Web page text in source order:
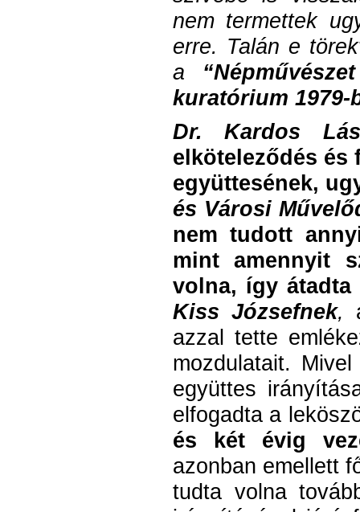
nem termettek
erre. Talán e
a
kuratórium
Dr. Kardos
elköteleződés és
együttesének,
és Városi
nem tudott
mint amennyit
volna, így
Kiss Józsefnek,
azzal tette
mozdulatait.
együttes
elfogadta a
és két évig
azonban emellett
tudta volna